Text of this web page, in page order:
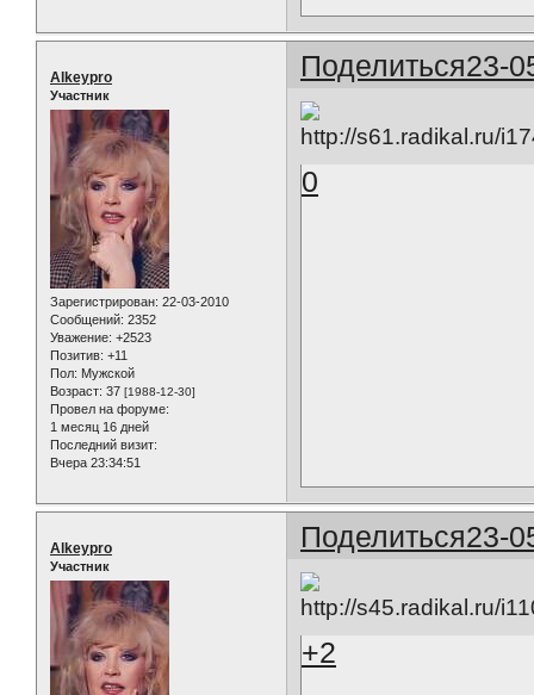
Поделиться23-
Alkeypro
Участник
Зарегистрирован: 22-03-2010
Сообщений: 2352
Уважение: +2523
Позитив: +11
Пол: Мужской
Возраст: 37 [1988-12-30]
Провел на форуме:
1 месяц 16 дней
Последний визит:
Вчера 23:34:51
0
Поделиться23-
Alkeypro
Участник
+2